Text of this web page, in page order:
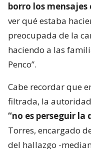
borro los mensajes
ver qué estaba
preocupada de la
haciendo a las
Penco”.
Cabe recordar que
filtrada, la
“no es perseguir la
Torres, encargado
del hallazgo -